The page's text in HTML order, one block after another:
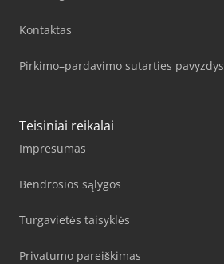
Kontaktas
Pirkimo–pardavimo sutarties pavyzdys
Teisiniai reikalai
Impresumas
Bendrosios sąlygos
Turgavietės taisyklės
Privatumo pareiškimas